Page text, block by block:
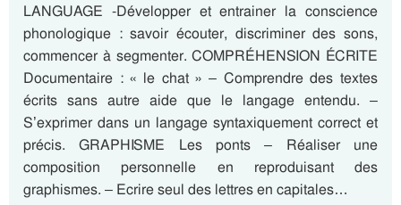
LANGUAGE -Développer et entrainer la conscience
phonologique : savoir écouter, discriminer des sons,
commencer à segmenter. COMPRÉHENSION ÉCRITE
Documentaire : « le chat » – Comprendre des textes
écrits sans autre aide que le langage entendu. –
S’exprimer dans un langage syntaxiquement correct et
précis. GRAPHISME Les ponts – Réaliser une
composition personnelle en reproduisant des
graphismes. – Ecrire seul des lettres en capitales…